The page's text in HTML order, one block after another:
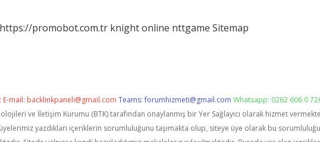
https://promobot.com.tr knight online nttgame Sitemap
E-mail: backlinkpaneli@gmail.com Teams:forumhizmeti@gmail.com Whatsapp: 0262 606 0
ve İletişim Kurumu (BTK) tarafından onaylanmış bir Yer Sağlayıcı olarak hizmet
yazdıkları içeriklerin sorumluluğunu taşımakta olup, siteye üye olarak bu